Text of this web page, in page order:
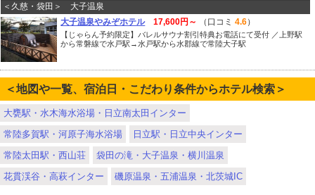
＜久慈・袋田＞ 大子温泉
大子温泉やみぞホテル
17,600円～ （口コミ4.6）
【じゃらん予約限定】バレルサウナ割引特典お電話にて受付 ／上野駅
から常磐線で水戸駅→水戸駅から水郡線で常陸大子駅
＜地図や一覧、宿泊日・こだわり条件からホテル検索＞
大甕駅・水木海水浴場・日立南太田インター
常陸多賀駅・河原子海水浴場
日立駅・日立中央インター
常陸太田駅・西山荘
袋田の滝・大子温泉・横川温泉
花貫渓谷・高萩インター
磯原温泉・五浦温泉・北茨城IC